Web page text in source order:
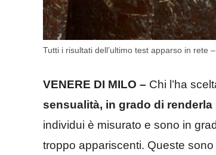
Tutti i risultati dell’ultimo test apparso in rete
VENERE DI MILO – Chi l’ha
sensualità, in grado di
individui è misurato e sono in
troppo appariscenti. Queste